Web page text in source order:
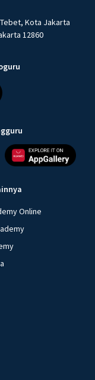
Kota Jakarta
12860
Online